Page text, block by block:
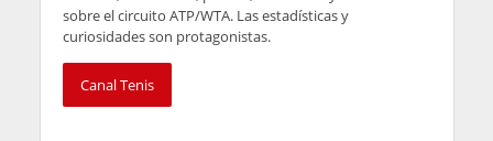
sobre el circuito ATP/WTA. Las estadísticas y
curiosidades son protagonistas.
Canal Tenis